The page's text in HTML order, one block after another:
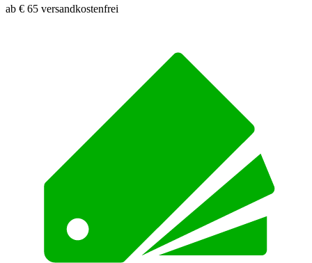
ab € 65 versandkostenfrei